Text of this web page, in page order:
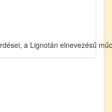
a Lignotán elnevezésű